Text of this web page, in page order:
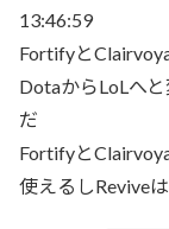
13:46:59
Fortifyと
DotaからLoLへ
だ
Fortifyと
使えるしRevive